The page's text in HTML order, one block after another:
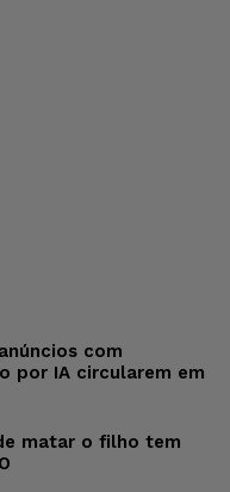
com
por IA circularem em
matar o filho tem